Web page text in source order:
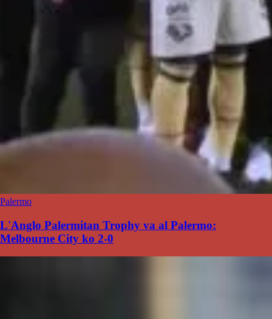
Palermo
L'Anglo Palermitan Trophy va al Palermo:
Melbourne City ko 2-0